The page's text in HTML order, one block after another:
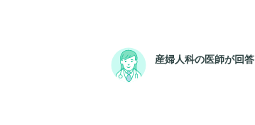
産婦人科の医師が回答